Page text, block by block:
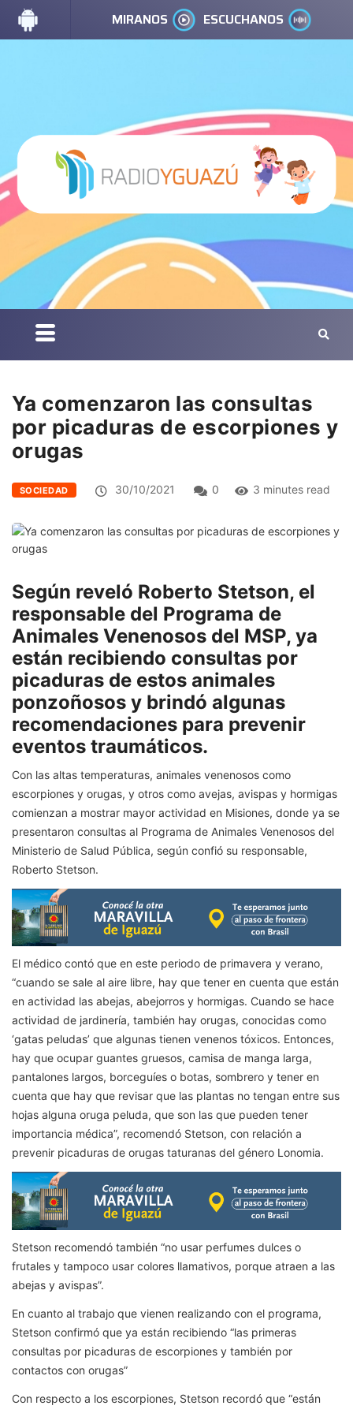
MIRANOS ESCUCHANOS
Ya comenzaron las consultas
por picaduras de escorpiones y
orugas
SOCIEDAD 30/10/2021 0 3 minutes read
Según reveló Roberto Stetson, el
responsable del Programa de
Animales Venenosos del MSP, ya
están recibiendo consultas por
picaduras de estos animales
ponzoñosos y brindó algunas
recomendaciones para prevenir
eventos traumáticos.
Con las altas temperaturas, animales venenosos como
escorpiones y orugas, y otros como avejas, avispas y hormigas
comienzan a mostrar mayor actividad en Misiones, donde ya se
presentaron consultas al Programa de Animales Venenosos del
Ministerio de Salud Pública, según confió su responsable,
Roberto Stetson.
El médico contó que en este periodo de primavera y verano,
“cuando se sale al aire libre, hay que tener en cuenta que están
en actividad las abejas, abejorros y hormigas. Cuando se hace
actividad de jardinería, también hay orugas, conocidas como
‘gatas peludas’ que algunas tienen venenos tóxicos. Entonces,
hay que ocupar guantes gruesos, camisa de manga larga,
pantalones largos, borceguíes o botas, sombrero y tener en
cuenta que hay que revisar que las plantas no tengan entre sus
hojas alguna oruga peluda, que son las que pueden tener
importancia médica”, recomendó Stetson, con relación a
prevenir picaduras de orugas taturanas del género Lonomia.
Stetson recomendó también “no usar perfumes dulces o
frutales y tampoco usar colores llamativos, porque atraen a las
abejas y avispas”.
En cuanto al trabajo que vienen realizando con el programa,
Stetson confirmó que ya están recibiendo “las primeras
consultas por picaduras de escorpiones y también por
contactos con orugas”
Con respecto a los escorpiones, Stetson recordó que “están